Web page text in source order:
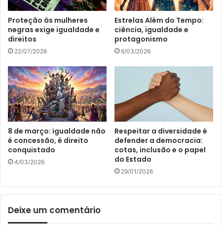
Proteção às mulheres
negras exige igualdade e
direitos
22/07/2026
Estrelas Além do Tempo:
ciência, igualdade e
protagonismo
6/03/2026
8 de março: igualdade não
é concessão, é direito
conquistado
4/03/2026
Respeitar a diversidade é
defender a democracia:
cotas, inclusão e o papel
do Estado
29/01/2026
Deixe um comentário